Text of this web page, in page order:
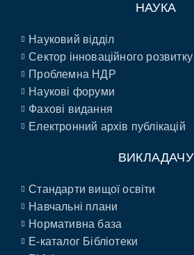
НАУКА
Науковий відділ
Сектор інноваційного розвитку
Проблемна НДР
Наукові форуми
Фахові видання
Електронний архів публікацій
ВИКЛАДАЧУ
Стандарти вищої освіти
Навчальні плани
Нормативна база
E-каталог Бібліотеки